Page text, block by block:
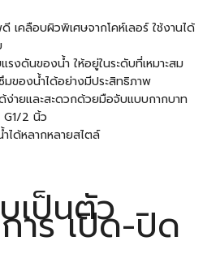
คลือบผิวพิเศษจากโคห์เลอร์ ใช้งานได้
รงดันของน้ำ ให้อยู่ในระดับที่เหมาะสม
มของน้ำได้อย่างมีประสิทธิภาพ
ง่ายและสะดวกด้วยมือจับแบบกากบาท
G1/2 นิ้ว
ได้หลากหลายสไตล์
เป็นตัว
าร เปิด-ปิด